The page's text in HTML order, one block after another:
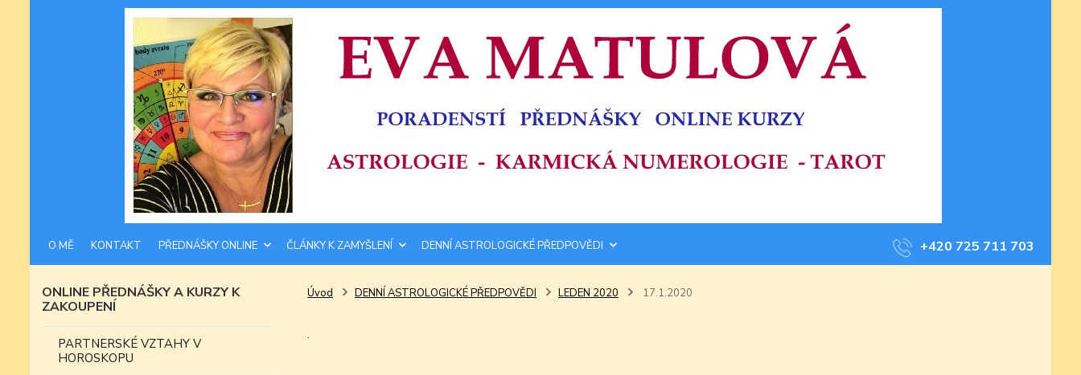
O MĚ KONTAKT PŘEDNÁŠKY ONLINE ČLÁNKY K ZAMYŠLENÍ DENNÍ ASTROLOGICKÉ PŘEDPOVĚDI +420 725 711 703
ONLINE PŘEDNÁŠKY A KURZY K
ZAKOUPENÍ
PARTNERSKÉ VZTAHY V
HOROSKOPU
Úvod DENNÍ ASTROLOGICKÉ PŘEDPOVĚDI LEDEN 2020 17.1.2020
.